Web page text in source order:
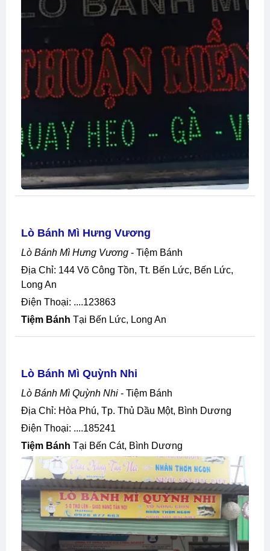
Lò Bánh Mì Hưng Vương
Lò Bánh Mì Hưng Vương - Tiệm Bánh
Địa Chỉ: 144 Võ Công Tồn, Tt. Bến Lức, Bến Lức,
Long An
Điện Thoại: ....123863
Tiệm Bánh Tại Bến Lức, Long An
Lò Bánh Mì Quỳnh Nhi
Lò Bánh Mì Quỳnh Nhi - Tiệm Bánh
Địa Chỉ: Hòa Phú, Tp. Thủ Dầu Một, Bình Dương
Điện Thoại: ....185241
Tiệm Bánh Tại Bến Cát, Bình Dương